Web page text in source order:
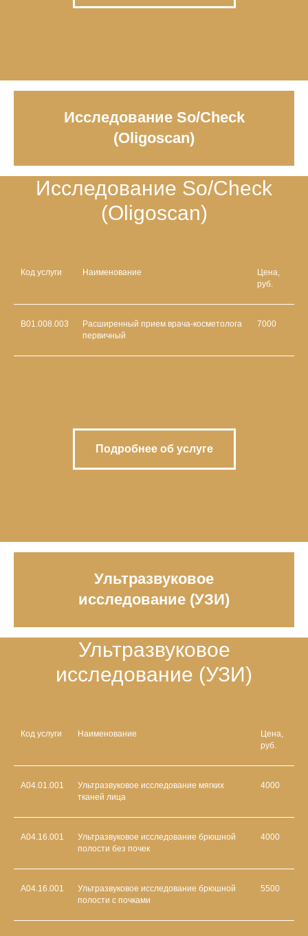
Исследование So/Check
(Oligoscan)
Исследование So/Check
(Oligoscan)
Код услуги Наименование
Цена,
руб.
В01.008.003
Расширенный прием врача-косметолога
первичный
7000
Подробнее об услуге
Ультразвуковое
исследование (УЗИ)
Ультразвуковое
исследование (УЗИ)
Код услуги Наименование
Цена,
руб.
А04.01.001
Ультразвуковое исследование мягких
тканей лица
4000
А04.16.001
Ультразвуковое исследование брюшной
полости без почек
4000
А04.16.001
Ультразвуковое исследование брюшной
полости с почками
5500